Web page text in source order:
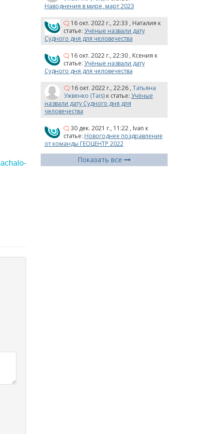
Наводнения в мире, март 2023
16 окт. 2022 г., 22:33 , Наталия к
статье: Учёные назвали дату
Судного дня для человечества
16 окт. 2022 г., 22:30 , Ксения к
статье: Учёные назвали дату
Судного дня для человечества
16 окт. 2022 г., 22:26 , Татьяна
Ужвенко (Tais) к статье: Учёные
назвали дату Судного дня для
человечества
30 дек. 2021 г., 11:22 , Ivan к
статье: Новогоднее поздравление
от команды ГЕОЦЕНТР 2022
Показать все